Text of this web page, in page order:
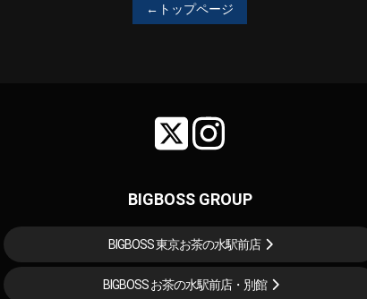
←トップページ
BIGBOSS GROUP
BIGBOSS 東京お茶の水駅前店
BIGBOSS お茶の水駅前店・別館